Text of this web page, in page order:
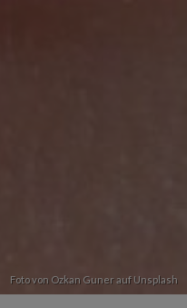
Foto von Ozkan Gunerauf Unsplash